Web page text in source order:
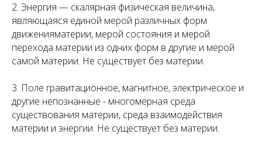
2. Энергия — скалярная физическая величина,
являющаяся единой мерой различных форм
движенияматерии, мерой состояния и мерой
перехода материи из одних форм в другие и мерой
самой материи. Не существует без материи.
3. Поле гравитационное, магнитное, электрическое и
другие непознанные - многомерная среда
существования материи, среда взаимодействия
материи и энергии. Не существует без материи.